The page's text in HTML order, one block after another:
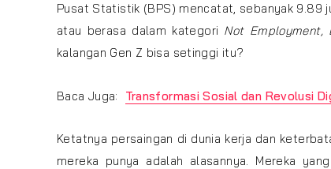
Pusat Statistik (BPS) mencatat, sebanyak 9.89
atau berasa dalam kategori Not Employment,
kalangan Gen Z bisa setinggi itu?
Baca Juga: Transformasi Sosial dan Revolusi
Ketatnya persaingan di dunia kerja dan
mereka punya adalah alasannya. Mereka